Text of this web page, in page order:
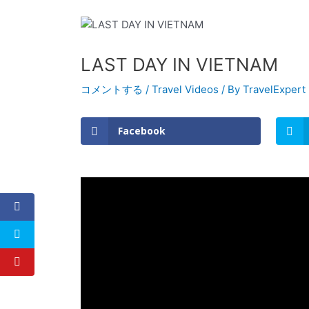
LAST DAY IN VIETNAM
コメントする / Travel Videos / By TravelExpert
Facebook